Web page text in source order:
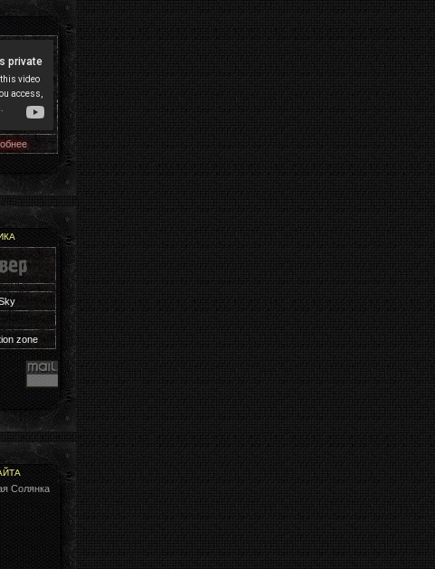
zone
Солянка